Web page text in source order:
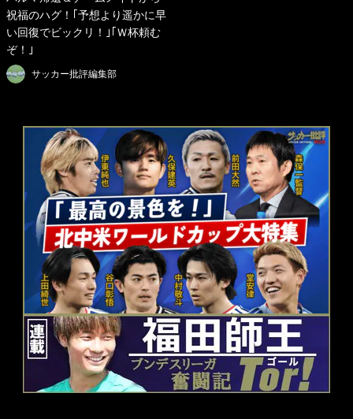
祝福のハグ！｢予想より遥かに早
い回復でビックリ！｣｢Ｗ杯頼む
ぞ！｣
サッカー批評編集部